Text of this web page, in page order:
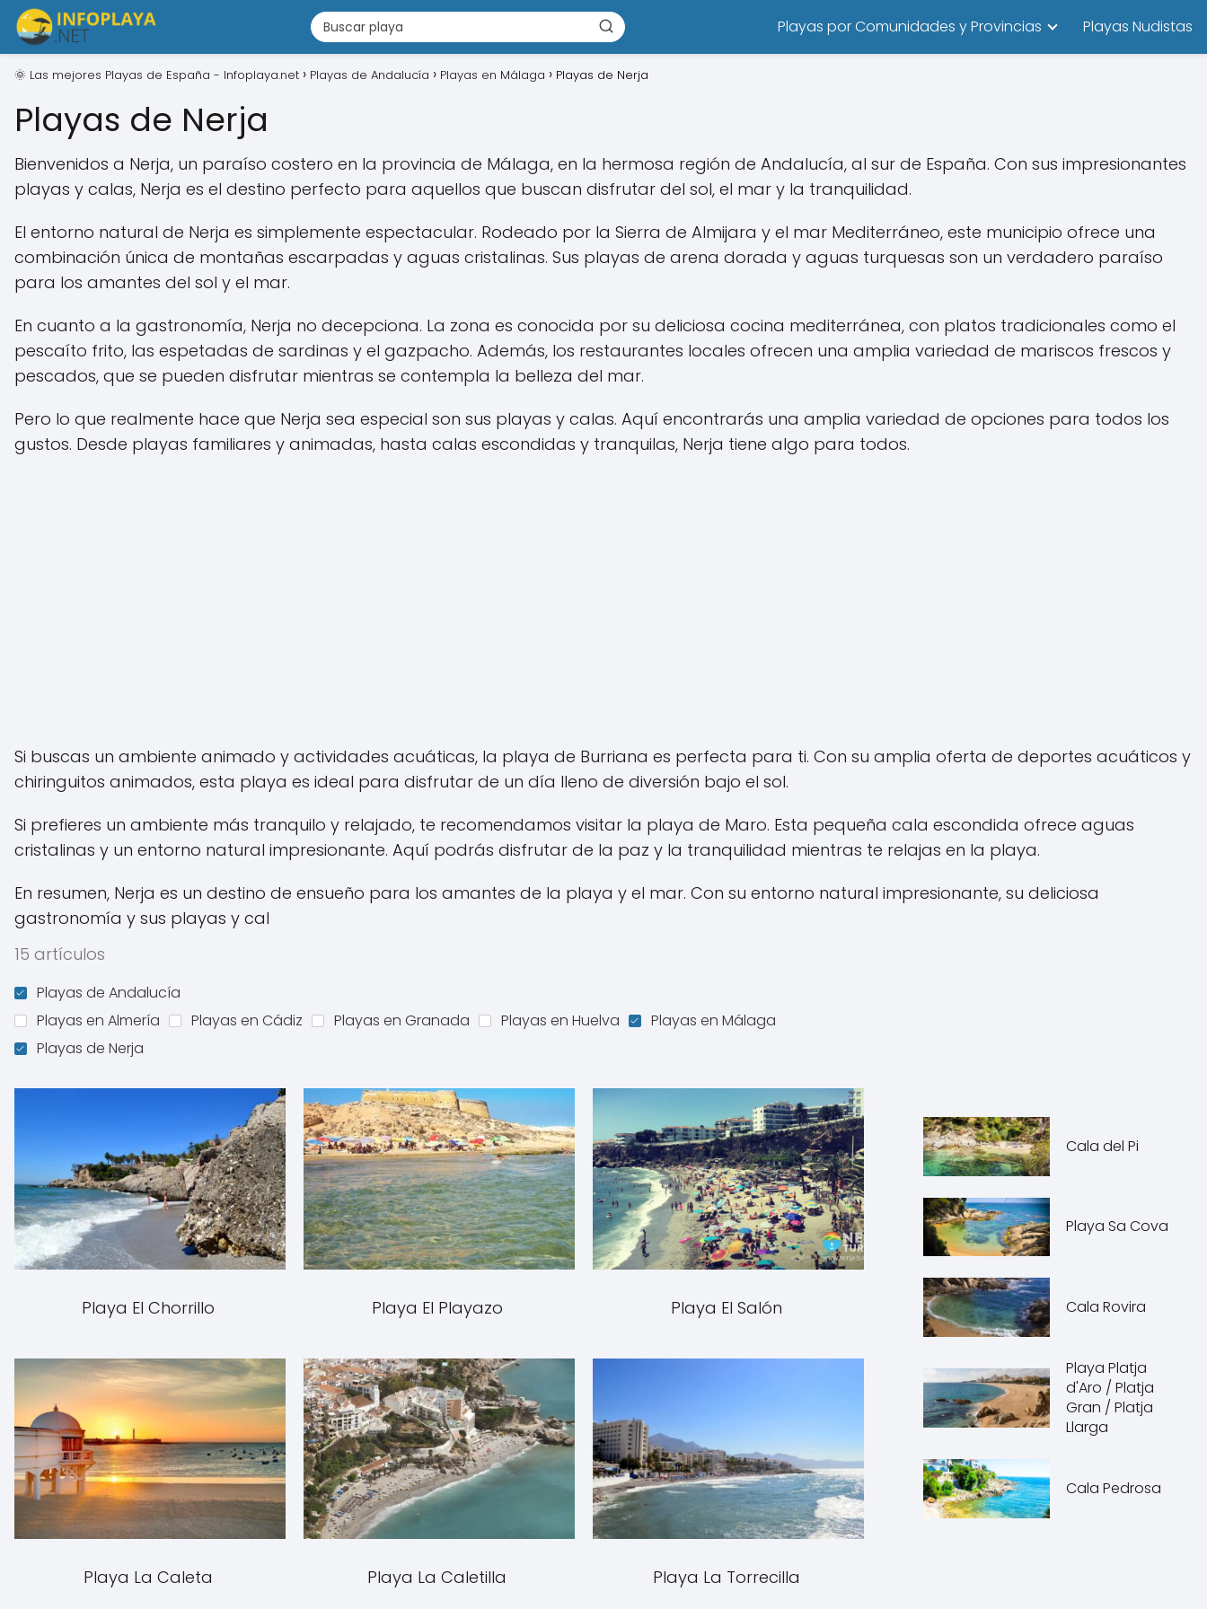
Playas por Comunidades y Provincias Playas Nudistas
🌞 Las mejores Playas de España - Infoplaya.net Playas de Andalucía Playas en Málaga Playas de Nerja
Playas de Nerja
Bienvenidos a Nerja, un paraíso costero en la provincia de Málaga, en la hermosa región de Andalucía, al sur de España. Con sus impresionantes
playas y calas, Nerja es el destino perfecto para aquellos que buscan disfrutar del sol, el mar y la tranquilidad.
El entorno natural de Nerja es simplemente espectacular. Rodeado por la Sierra de Almijara y el mar Mediterráneo, este municipio ofrece una
combinación única de montañas escarpadas y aguas cristalinas. Sus playas de arena dorada y aguas turquesas son un verdadero paraíso
para los amantes del sol y el mar.
En cuanto a la gastronomía, Nerja no decepciona. La zona es conocida por su deliciosa cocina mediterránea, con platos tradicionales como el
pescaíto frito, las espetadas de sardinas y el gazpacho. Además, los restaurantes locales ofrecen una amplia variedad de mariscos frescos y
pescados, que se pueden disfrutar mientras se contempla la belleza del mar.
Pero lo que realmente hace que Nerja sea especial son sus playas y calas. Aquí encontrarás una amplia variedad de opciones para todos los
gustos. Desde playas familiares y animadas, hasta calas escondidas y tranquilas, Nerja tiene algo para todos.
Si buscas un ambiente animado y actividades acuáticas, la playa de Burriana es perfecta para ti. Con su amplia oferta de deportes acuáticos y
chiringuitos animados, esta playa es ideal para disfrutar de un día lleno de diversión bajo el sol.
Si prefieres un ambiente más tranquilo y relajado, te recomendamos visitar la playa de Maro. Esta pequeña cala escondida ofrece aguas
cristalinas y un entorno natural impresionante. Aquí podrás disfrutar de la paz y la tranquilidad mientras te relajas en la playa.
En resumen, Nerja es un destino de ensueño para los amantes de la playa y el mar. Con su entorno natural impresionante, su deliciosa
gastronomía y sus playas y cal
15 artículos
Playas de Andalucía
Playas en Almería
Playas en Cádiz Playas en Granada Playas en Huelva
Playas en Málaga
Playas de Nerja
Playa El Chorrillo Playa El Playazo Playa El Salón
Playa La Caleta Playa La Caletilla Playa La Torrecilla
Cala del Pi
Playa Sa Cova
Cala Rovira
Playa Platja
d'Aro / Platja
Gran / Platja
Llarga
Cala Pedrosa